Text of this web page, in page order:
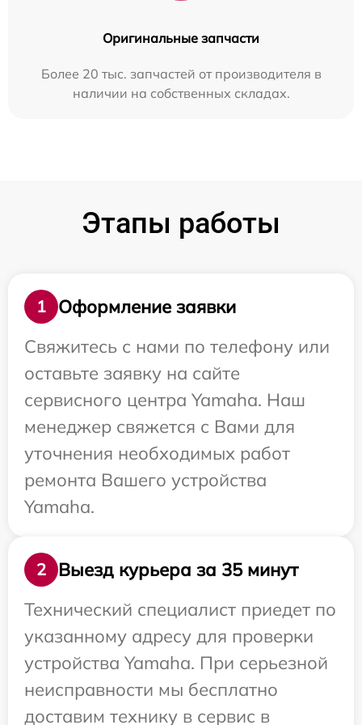
Оригинальные запчасти
Более 20 тыс. запчастей от производителя в
наличии на собственных складах.
Этапы работы
1
Оформление заявки
Свяжитесь с нами по телефону или
оставьте заявку на сайте
сервисного центра Yamaha. Наш
менеджер свяжется с Вами для
уточнения необходимых работ
ремонта Вашего устройства
Yamaha.
2
Выезд курьера за 35 минут
Технический специалист приедет по
указанному адресу для проверки
устройства Yamaha. При серьезной
неисправности мы бесплатно
доставим технику в сервис в